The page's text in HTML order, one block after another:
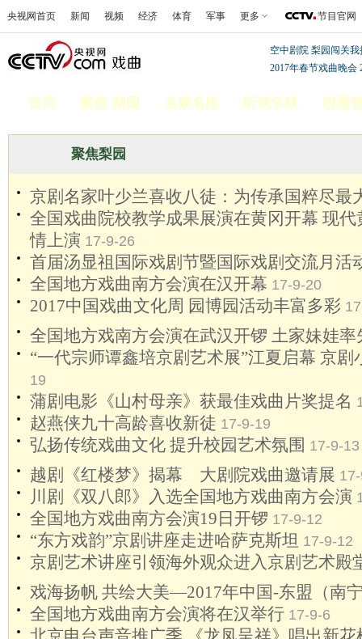
央视网首页 新闻 视频 经济 体育 军事 更多 节目官网
空中剧院 梨园闯关我
2017年春节戏曲晚会
首页 聚焦·梨园 名家名段 听戏学戏 粉墨
聚焦梨园
京剧名家叶少兰喜收八徒：为传承国粹尽最
全国戏曲院校教学成果展演在黄冈开幕 现
情上演 17-9-26
首届汤显祖国际戏剧节暨国际戏剧交流月活
全国地方戏曲南方会演在汉开幕 17-9-20
2017中国戏曲文化周 园博园活动丰富多彩
全国地方戏南方会演在武汉开锣 土家妹娃率
“一代宗师谭鑫培京剧艺术展”江夏启幕 京剧
19
蒲剧电影《山村母亲》获最佳戏曲片奖提名
赵燕侠九十高龄喜收新徒 17-9-19
弘扬传统戏曲文化 提升校园艺术氛围 17-9-13
越剧《红楼梦》揭幕 大剧院戏曲邀请展
川剧《双八郎》入选全国地方戏曲南方会演
全国地方戏曲南方会演19日开锣 17-9-12
“东方戏韵”京剧讲座走进哈萨克斯坦 17-9-12
京剧艺术讲座引领海外观众进入京剧艺术殿
戏海扬帆 共绘大美—2017年中国-东盟（南
全国地方戏曲南方会演将在汉举行 17-9-6